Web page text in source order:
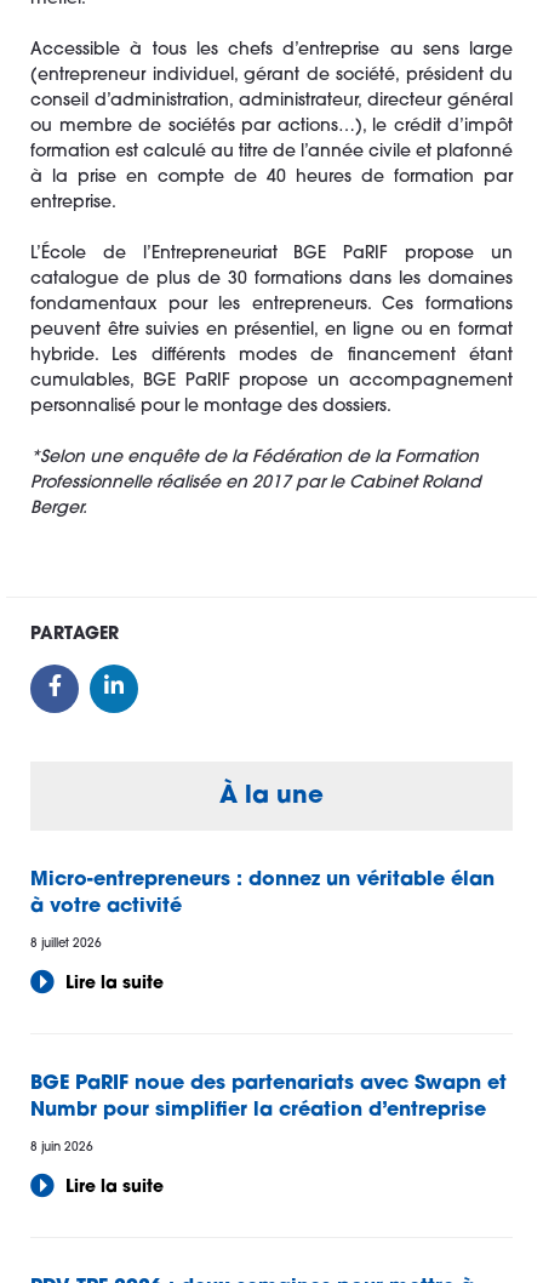
Accessible à tous les chefs d’entreprise au sens large
(entrepreneur individuel, gérant de société, président du
conseil d’administration, administrateur, directeur général
ou membre de sociétés par actions…), le crédit d’impôt
formation est calculé au titre de l’année civile et plafonné
à la prise en compte de 40 heures de formation par
entreprise.
L’École de l’Entrepreneuriat BGE PaRIF propose un
catalogue de plus de 30 formations dans les domaines
fondamentaux pour les entrepreneurs. Ces formations
peuvent être suivies en présentiel, en ligne ou en format
hybride. Les différents modes de financement étant
cumulables, BGE PaRIF propose un accompagnement
personnalisé pour le montage des dossiers.
*Selon une enquête de la Fédération de la Formation
Professionnelle réalisée en 2017 par le Cabinet Roland
Berger.
PARTAGER
À la une
Micro-entrepreneurs : donnez un véritable élan
à votre activité
8 juillet 2026
Lire la suite
BGE PaRIF noue des partenariats avec Swapn et
Numbr pour simplifier la création d’entreprise
8 juin 2026
Lire la suite